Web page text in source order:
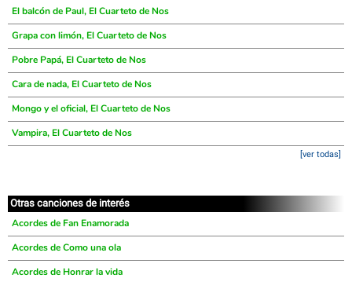
El balcón de Paul, El Cuarteto de Nos
Grapa con limón, El Cuarteto de Nos
Pobre Papá, El Cuarteto de Nos
Cara de nada, El Cuarteto de Nos
Mongo y el oficial, El Cuarteto de Nos
Vampira, El Cuarteto de Nos
[ver todas]
Otras canciones de interés
Acordes de Fan Enamorada
Acordes de Como una ola
Acordes de Honrar la vida